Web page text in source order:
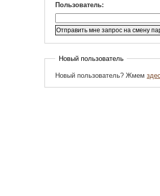
Пользователь:
Новый пользователь
Новый пользователь? Жмем